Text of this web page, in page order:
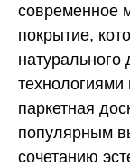
современное
покрытие,
технологиями
паркетная
популярным
сочетанию